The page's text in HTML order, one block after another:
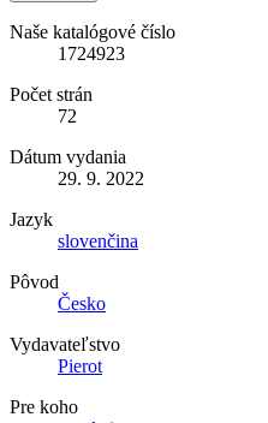
Naše katalógové číslo
1724923
Počet strán
72
Dátum vydania
29. 9. 2022
Jazyk
slovenčina
Pôvod
Česko
Vydavateľstvo
Pierot
Pre koho